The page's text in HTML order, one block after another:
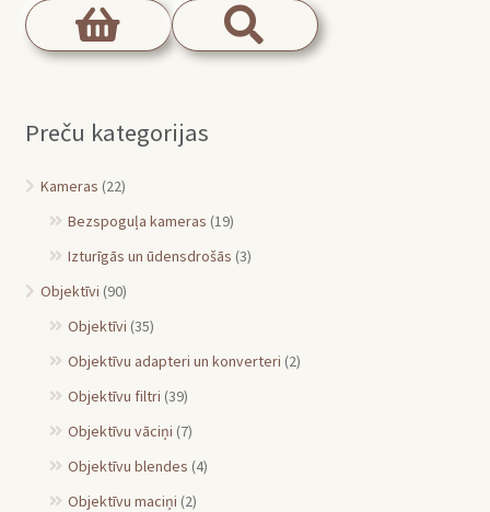
Preču kategorijas
Kameras (22)
Bezspoguļa kameras (19)
Izturīgās un ūdensdrošās (3)
Objektīvi (90)
Objektīvi (35)
Objektīvu adapteri un konverteri (2)
Objektīvu filtri (39)
Objektīvu vāciņi (7)
Objektīvu blendes (4)
Objektīvu maciņi (2)